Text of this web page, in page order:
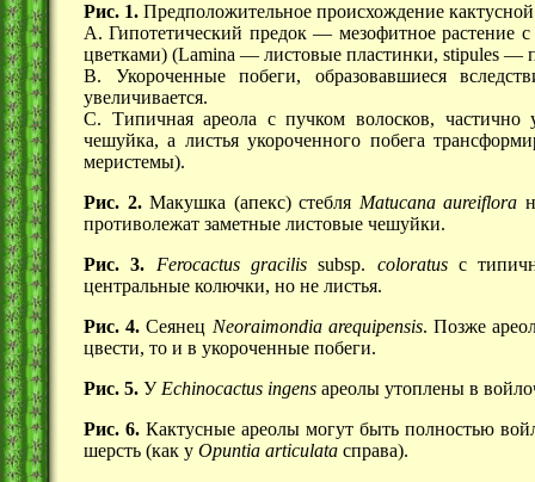
Рис. 1. Предположительное происхождение
А. Гипотетический предок — мезофитное растение
цветками) (Lamina — листовые пластинки, stipules —
В. Укороченные побеги, образовавшиеся
увеличивается.
С. Типичная ареола с пучком волосков, частично
чешуйка, а листья укороченного побега
меристемы).
Рис. 2.Макушка (апекс) стебля Matucana aureiflora
противолежат заметные листовые чешуйки.
Рис. 3. Ferocactus gracilissubsp. coloratusс
центральные колючки, но не листья.
Рис. 4. Сеянец Neoraimondia arequipensis. Позже
цвести, то и в укороченные побеги.
Рис. 5. УEchinocactus ingens ареолы утоплены в
Рис. 6. Кактусные ареолы могут быть полностью
шерсть (как у Opuntia articulata справа).